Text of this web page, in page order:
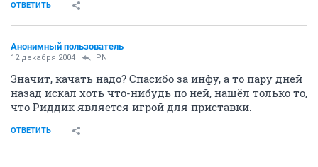
ОТВЕТИТЬ
Анонимный пользователь
12 декабря 2004 PN
Значит, качать надо? Спасибо за инфу, а то пару дней
назад искал хоть что-нибудь по ней, нашёл только то,
что Риддик является игрой для приставки.
ОТВЕТИТЬ